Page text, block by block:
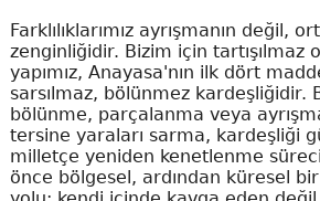
Farklılıklarımız ayrışmanın değil,
zenginliğidir. Bizim için tartışılmaz
yapımız, Anayasa'nın ilk dört
sarsılmaz, bölünmez kardeşliğidir.
bölünme, parçalanma veya
tersine yaraları sarma, kardeşliği
milletçe yeniden kenetlenme
önce bölgesel, ardından küresel bir